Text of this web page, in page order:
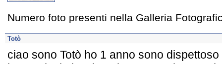
Numero foto presenti nella Galleria
Totò
ciao sono Totò ho 1 anno sono